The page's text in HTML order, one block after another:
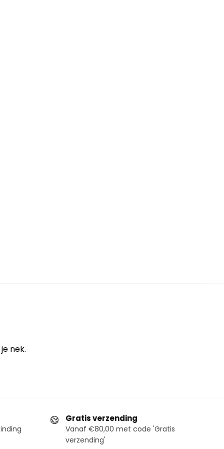
nek.
Gratis verzending
Vanaf €80,00 met code 'Gratis
verzending'